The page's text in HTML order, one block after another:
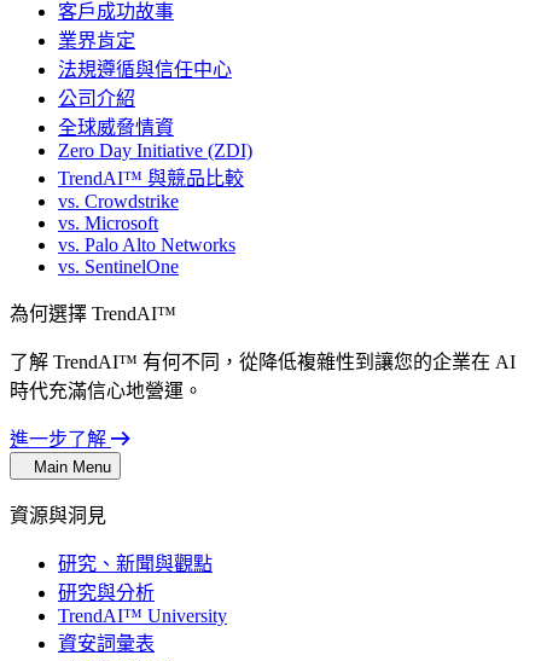
客戶成功故事
業界肯定
法規遵循與信任中心
公司介紹
全球威脅情資
Zero Day Initiative (ZDI)
TrendAI™ 與競品比較
vs. Crowdstrike
vs. Microsoft
vs. Palo Alto Networks
vs. SentinelOne
為何選擇 TrendAI™
了解 TrendAI™ 有何不同，從降低複雜性到讓您的企業在 AI
時代充滿信心地營運。
進一步了解
Main Menu
資源與洞見
研究、新聞與觀點
研究與分析
TrendAI™ University
資安詞彙表